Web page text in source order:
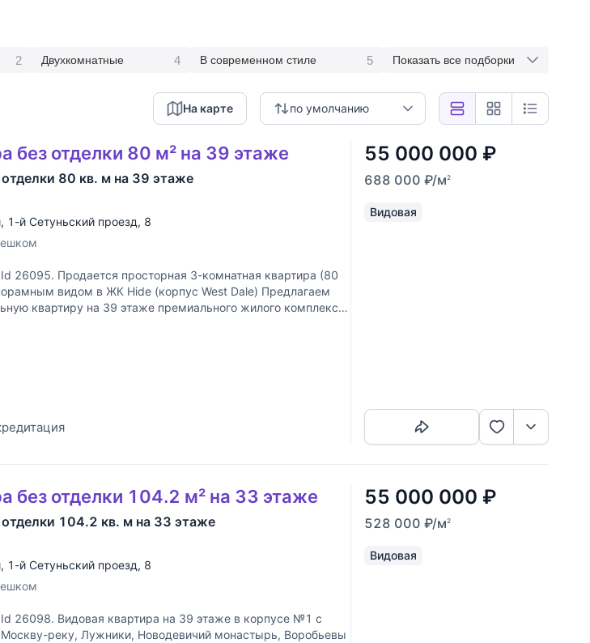
2 Двухкомнатные 4 В современном стиле 5 Показать все подборки
по умолчанию
На карте
без отделки 80 м² на 39 этаже
80 кв. м на 39 этаже
, 1-й Сетуньский проезд, 8
Id 26095. Продается просторная 3-комнатная квартира (80
видом в ЖК Hide (корпус West Dale) Предлагаем
квартиру на 39 этаже премиального жилого комплекса,
55 000 000 ₽
688 000 ₽/м2
Видовая
без отделки 104.2 м² на 33 этаже
104.2 кв. м на 33 этаже
, 1-й Сетуньский проезд, 8
Id 26098. Видовая квартира на 39 этаже в корпусе №1 с
реку, Лужники, Новодевичий монастырь, Воробьевы
55 000 000 ₽
528 000 ₽/м2
Видовая